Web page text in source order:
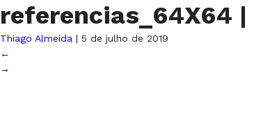
referencias_64X64 |
Thiago Almeida | 5 de julho de 2019
←
→